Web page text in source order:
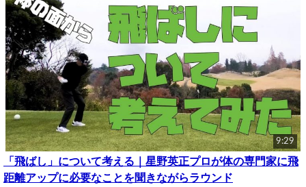
9:29
「飛ばし」について考える｜星野英正プロが体の専門家に飛
距離アップに必要なことを聞きながらラウンド